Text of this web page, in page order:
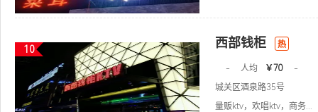
10 西部钱柜 热
- 人均 ￥70
-
城关区酒泉路35号
量贩ktv，欢唱ktv，商务...